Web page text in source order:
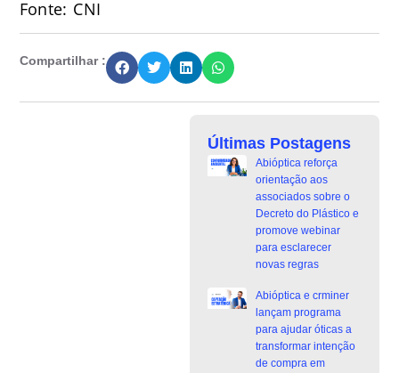
Fonte: CNI
Compartilhar :
Últimas Postagens
Abióptica reforça
orientação aos
associados sobre o
Decreto do Plástico e
promove webinar
para esclarecer
novas regras
Abióptica e crminer
lançam programa
para ajudar óticas a
transformar intenção
de compra em